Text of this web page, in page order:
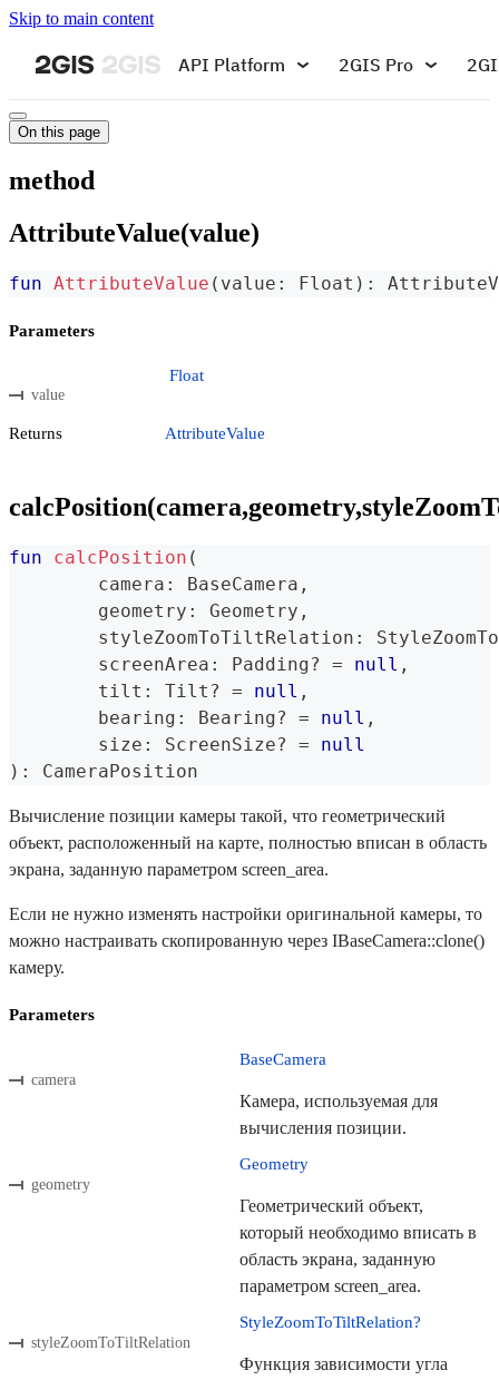
Skip to main content
API Platform 2GIS Pro
On this page
method
AttributeValue(value)
fun AttributeValue ( value : Float ) :
Parameters
value
Float
Returns AttributeValue
fun calcPosition (
	camera
: BaseCamera ,
	geometry
: Geometry ,
	styleZoomToTiltRelation
:
	screenArea
: Padding? = null ,
	tilt
: Tilt ? = null ,
	bearing
: Bearing? = null ,
	size
: ScreenSize? =
null
) : CameraPosition
Вычисление позиции камеры такой, что геометрический
объект, расположенный на карте, полностью вписан в область
экрана, заданную параметром screen_area.
Если не нужно изменять настройки оригинальной камеры, то
можно настраивать скопированную через IBaseCamera::clone()
камеру.
Parameters
camera
BaseCamera
Камера, используемая для
вычисления позиции.
geometry
Geometry
Геометрический объект,
который необходимо вписать в
область экрана, заданную
параметром screen_area.
styleZoomToTiltRelation
StyleZoomToTiltRelation?
Функция зависимости угла